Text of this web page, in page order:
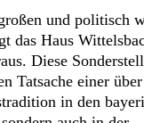
und politisch
das Haus
Diese
Tatsache einer
in den